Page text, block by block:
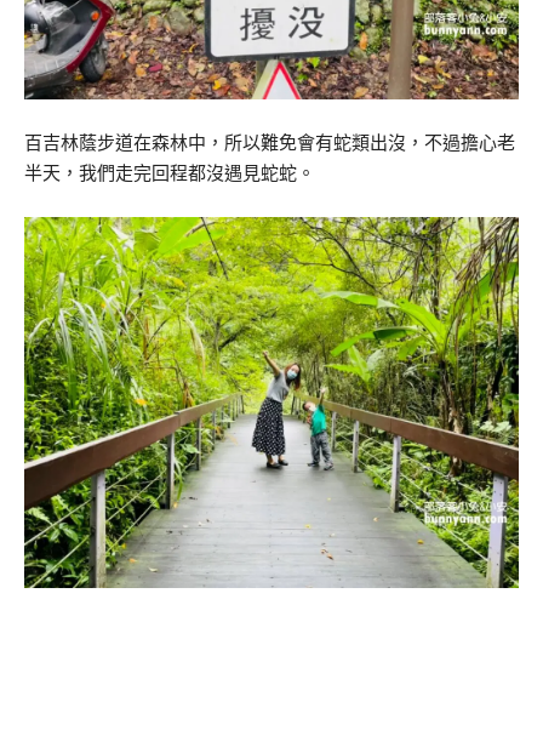
百吉林蔭步道在森林中，所以難免會有蛇類出沒，不過擔心老
半天，我們走完回程都沒遇見蛇蛇。